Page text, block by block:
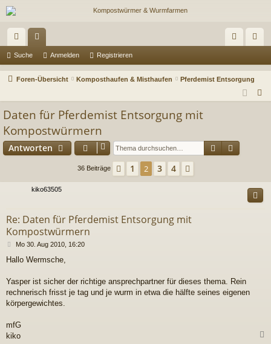
ch
ne
riff
en m ist
rie
Suche Anmelden Registrieren
Foren-Übersicht Komposthaufen & Misthaufen
Pferdemist Entsorgung
Daten für Pferdemist Entsorgung mit
Kompostwürmern
Antworten Suche
36 Beiträge Vorherige
1 2 3 4
kiko63505
Re: Daten für Pferdemist Entsorgung mit
Kompostwürmern
B
i
r
Mo 30. Aug 2010, 16:20
Hallo Wermsche,
Yasper ist sicher der richtige ansprechpartner für dieses thema. Rein
rechnerisch frisst je tag und je wurm in etwa die hälfte seines eigenen
körpergewichtes.
mfG
kiko